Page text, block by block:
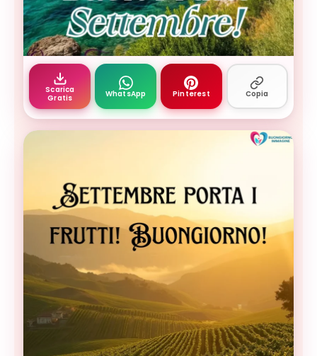
Buongiorno settembre — buongiorno 1
Scarica
Gratis
WhatsApp Pinterest Copia